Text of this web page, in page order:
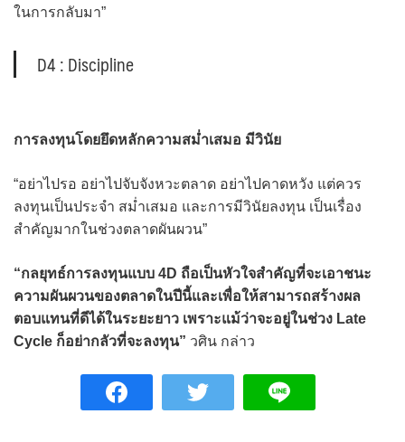
ในการกลับมา”
D4 : Discipline
การลงทุนโดยยึดหลักความสม่ำเสมอ มีวินัย
“อย่าไปรอ อย่าไปจับจังหวะตลาด อย่าไปคาดหวัง แต่ควร
ลงทุนเป็นประจำ สม่ำเสมอ และการมีวินัยลงทุน เป็นเรื่อง
สำคัญมากในช่วงตลาดผันผวน”
“กลยุทธ์การลงทุนแบบ 4D ถือเป็นหัวใจสำคัญที่จะเอาชนะ
ความผันผวนของตลาดในปีนี้และเพื่อให้สามารถสร้างผล
ตอบแทนที่ดีได้ในระยะยาว เพราะแม้ว่าจะอยู่ในช่วง Late
Cycle ก็อย่ากลัวที่จะลงทุน” วศิน กล่าว